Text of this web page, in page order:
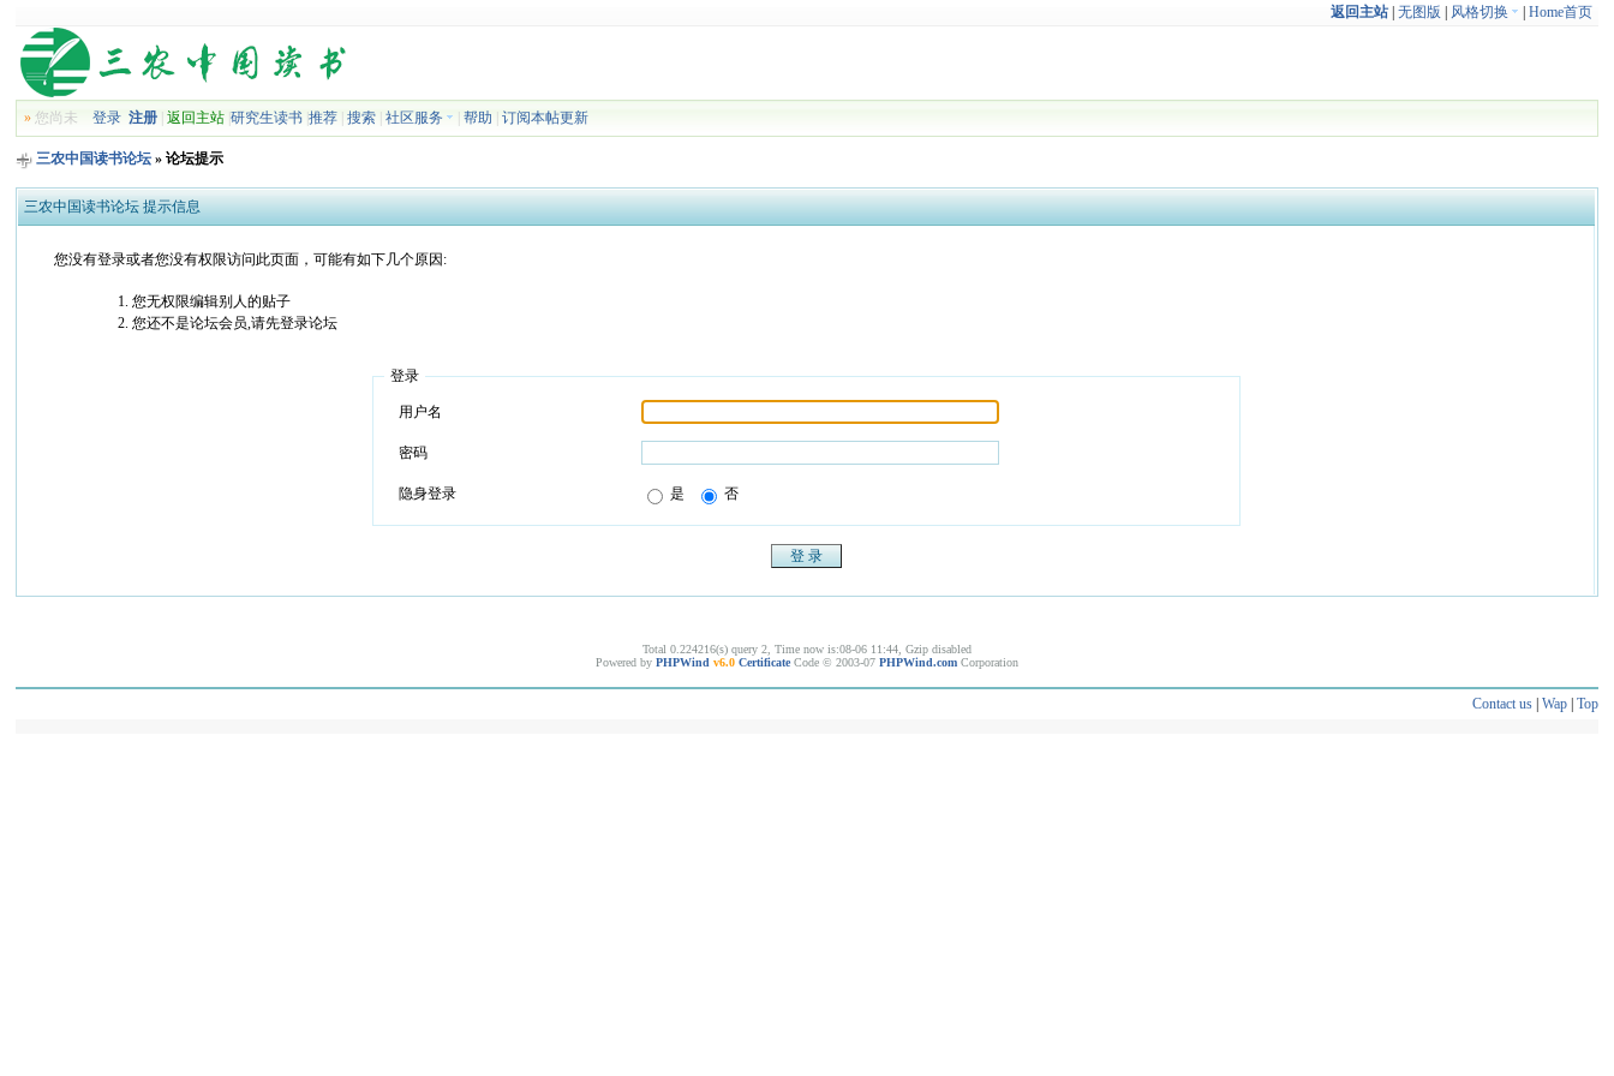
返回主站| 无图版 风格切换 Home首页
» 您尚未登录 注册 |返回主站 |研究生读书 |推荐 |搜索 |社区服务 |帮助 |订阅本帖更新
三农中国读书论坛 » 论坛提示
三农中国读书论坛 提示信息
您没有登录或者您没有权限访问此页面，可能有如下几个原因:
您无权限编辑别人的贴子
您还不是论坛会员,请先登录论坛
登录
用户名
密码
隐身登录 是 否
Total 0.224216(s) query 2, Time now is:08-06 11:44, Gzip disabled
Powered by PHPWind v6.0 Certificate Code © 2003-07 PHPWind.com Corporation
Contact us| Wap| Top